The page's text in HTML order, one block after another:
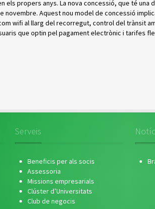
els propers anys. La nova concessió, que té una
novembre. Aquest nou model de concessió
wifi al llarg del recorregut, control del trànsit
que optin pel pagament electrònic i tarifes
Serveis
Beneficis per als socis
Assessoria
Missions empresarials
Clúster d’Universitats
Club de negocis